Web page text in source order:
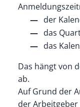
der
das
das
Das hängt von
ab.
Auf Grund der
der Arbeitgeber